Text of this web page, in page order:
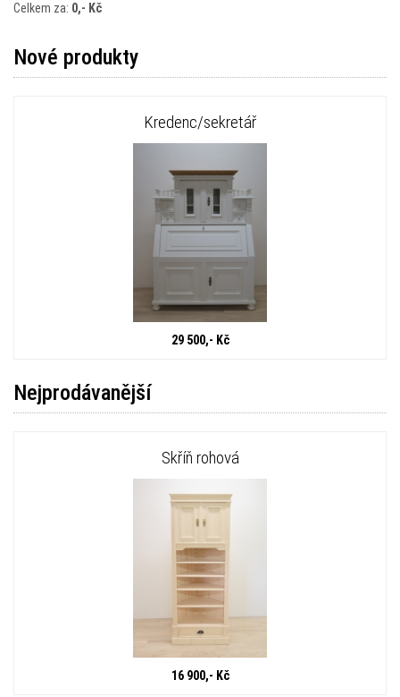
Celkem za: 0,- Kč
Nové produkty
Kredenc/sekretář
29 500,- Kč
Nejprodávanější
Skříň rohová
16 900,- Kč